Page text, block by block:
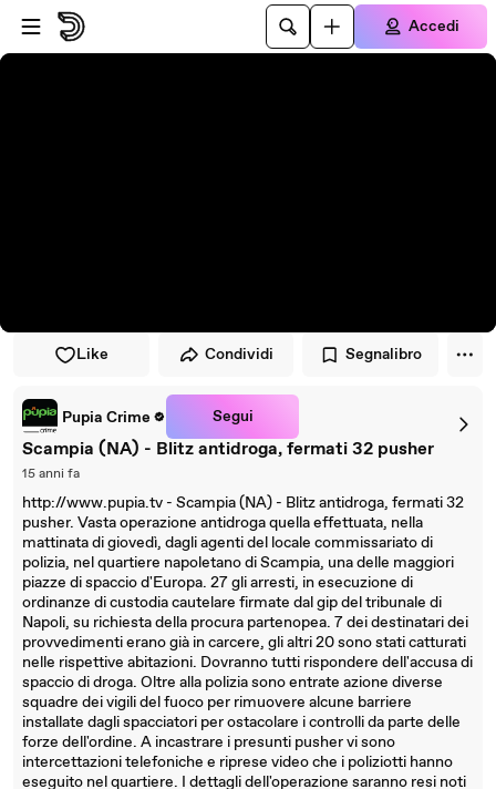
Vai al lettore
Passa al contenuto principale
Accedi
Like Condividi Segnalibro
Pupia Crime Segui
Scampia (NA) - Blitz antidroga, fermati 32 pusher
15 anni fa
http://www.pupia.tv - Scampia (NA) - Blitz antidroga, fermati 32
pusher. Vasta operazione antidroga quella effettuata, nella
mattinata di giovedì, dagli agenti del locale commissariato di
polizia, nel quartiere napoletano di Scampia, una delle maggiori
piazze di spaccio d'Europa. 27 gli arresti, in esecuzione di
ordinanze di custodia cautelare firmate dal gip del tribunale di
Napoli, su richiesta della procura partenopea. 7 dei destinatari dei
provvedimenti erano già in carcere, gli altri 20 sono stati catturati
nelle rispettive abitazioni. Dovranno tutti rispondere dell'accusa di
spaccio di droga. Oltre alla polizia sono entrate azione diverse
squadre dei vigili del fuoco per rimuovere alcune barriere
installate dagli spacciatori per ostacolare i controlli da parte delle
forze dell'ordine. A incastrare i presunti pusher vi sono
intercettazioni telefoniche e riprese video che i poliziotti hanno
eseguito nel quartiere. I dettagli dell'operazione saranno resi noti